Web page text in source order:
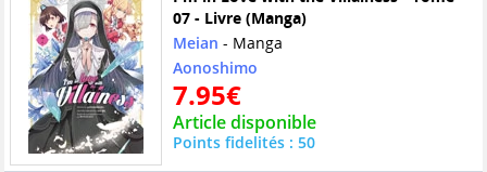
07 - Livre (Manga)
Meian - Manga
Aonoshimo
7.95€
Article disponible
Points fidelités : 50